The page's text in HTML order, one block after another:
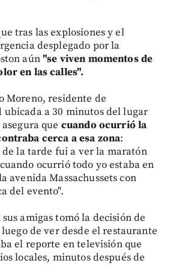
tras las explosiones y el
desplegado por la
aún"se viven momentos de
en las calles".
Moreno, residente de
a 30 minutos del lugar
que cuando ocurrió la
cerca a esa zona:
de la tarde fui a ver la maratón
ocurrió todo yo estaba en
avenida Massachussets con
del evento".
amigas tomó la decisión de
de ver desde el restaurante
el reporte en televisión que
locales, minutos después de